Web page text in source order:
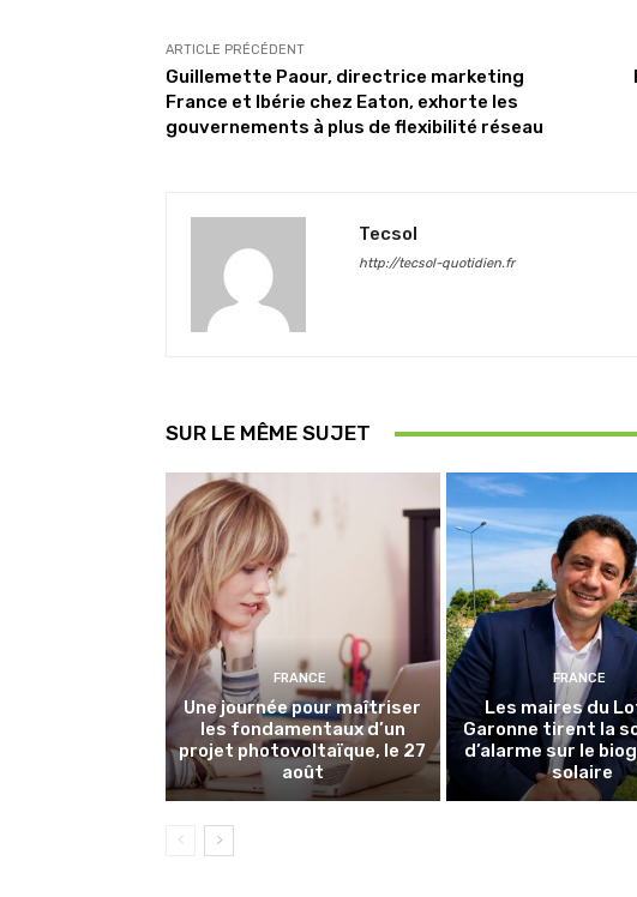
ARTICLE PRÉCÉDENT
Guillemette Paour, directrice marketing
France et Ibérie chez Eaton, exhorte les
gouvernements à plus de flexibilité réseau
Tecsol
http://tecsol-quotidien.fr
SUR LE MÊME SUJET
FRANCE
Une journée pour maîtriser
les fondamentaux d’un
projet photovoltaïque, le 27
août
FRANCE
Les maires du
Garonne tirent la
d’alarme sur le
solaire